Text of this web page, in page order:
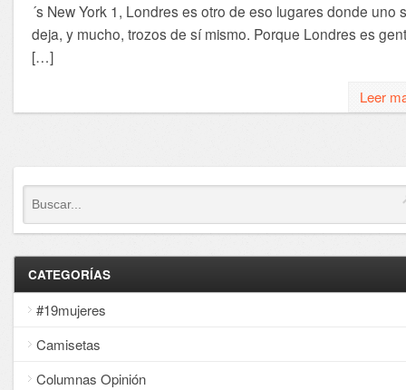
´s New York 1, Londres es otro de eso lugares donde uno
deja, y mucho, trozos de sí mismo. Porque Londres es
[…]
Leer
CATEGORÍAS
#19mujeres
Camisetas
Columnas Opinión